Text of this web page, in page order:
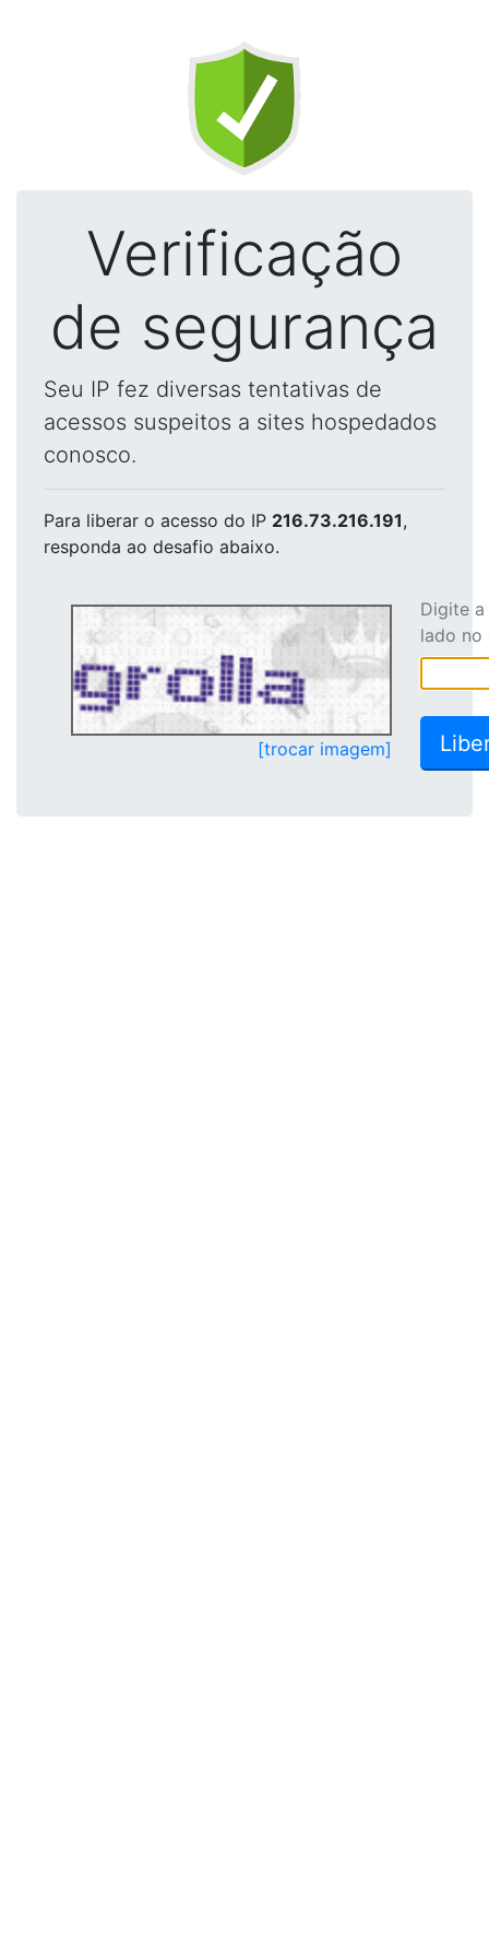
Verificação
de segurança
Seu IP fez diversas tentativas de
acessos suspeitos a sites hospedados
conosco.
Para liberar o acesso do IP 216.73.216.191,
responda ao desafio abaixo.
[trocar imagem]
Digite
lado no